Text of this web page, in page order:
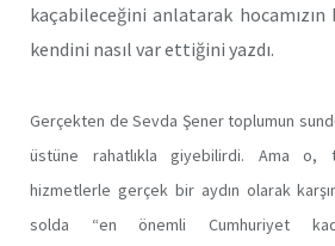
kaçabileceğini anlatarak hocamızın
kendini nasıl var ettiğini yazdı.
Gerçekten de Sevda Şener toplumun
üstüne rahatlıkla giyebilirdi. Ama o,
hizmetlerle gerçek bir aydın olarak
solda “en önemli Cumhuriyet